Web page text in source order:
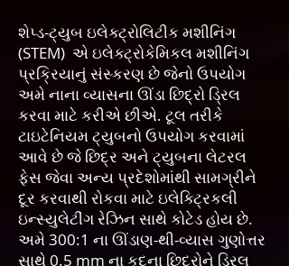
શેપ્ડ-ટ્યુબ ઇલેક્ટ્રોલિટીક મશીનિંગ
(STEM) એ ઇલેક્ટ્રોકેમિકલ મશીનિંગ
પ્રક્રિયાનું સંસ્કરણ છે જેનો ઉપયોગ
અમે નાના વ્યાસના ઊંડા છિદ્રો ડ્રિલ
કરવા માટે કરીએ છીએ. ટૂલ તરીકે
ટાઇટેનિયમ ટ્યુબનો ઉપયોગ કરવામાં
આવે છે જે છિદ્ર અને ટ્યુબના લેટરલ
ફેસ જેવા અન્ય પ્રદેશોમાંથી સામગ્રીને
દૂર કરવાથી રોકવા માટે ઇલેક્ટ્રિકલી
ઇન્સ્યુલેટીંગ રેઝિન સાથે કોટેડ હોય છે.
અમે 300:1 ના ઊંડાણ-થી-વ્યાસ ગુણોત્તર
સાથે 0.5 mm ના કદના છિદ્રોને ડ્રિલ